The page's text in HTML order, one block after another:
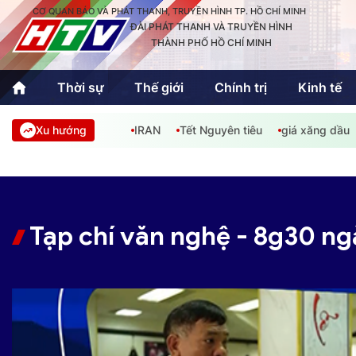
CƠ QUAN BÁO VÀ PHÁT THANH, TRUYỀN HÌNH TP. HỒ CHÍ MINH
ĐÀI PHÁT THANH VÀ TRUYỀN HÌNH
THÀNH PHỐ HỒ CHÍ MINH
Thời sự Thế giới Chính trị Kinh tế
Thời sự
Thể thao
Văn hóa -
An Sinh Sách hay cuối tuần Thế giới
Kinh doanh Công nghệ Phóng sự
Xu hướng IRAN Tết Nguyên tiêu giá xăng dầu
Tạp chí văn nghệ - 8g30